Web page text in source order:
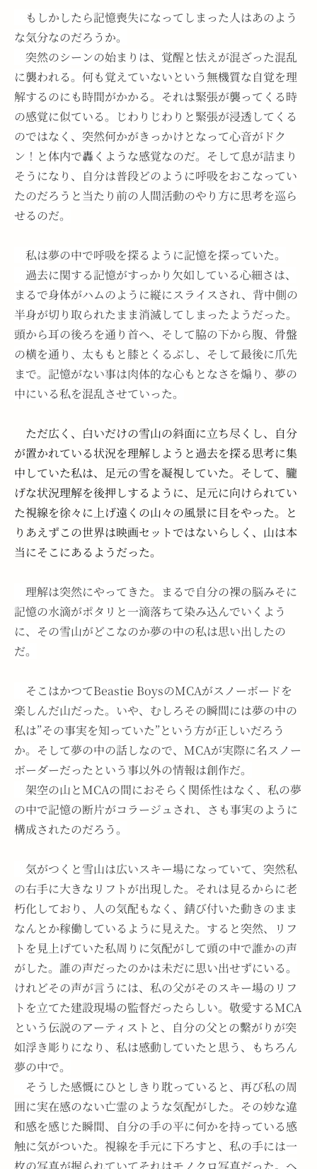
もしかしたら記憶喪失になってしまった人はあのよう
な気分なのだろうか。
突然のシーンの始まりは、覚醒と怯えが混ざった混乱
に襲われる。何も覚えていないという無機質な自覚を理
解するのにも時間がかかる。それは緊張が襲ってくる時
の感覚に似ている。じわりじわりと緊張が浸透してくる
のではなく、突然何かがきっかけとなって心音がドク
ン！と体内で轟くような感覚なのだ。そして息が詰まり
そうになり、自分は普段どのように呼吸をおこなってい
たのだろうと当たり前の人間活動のやり方に思考を巡ら
せるのだ。
私は夢の中で呼吸を探るように記憶を探っていた。
過去に関する記憶がすっかり欠如している心細さは、
まるで身体がハムのように縦にスライスされ、背中側の
半身が切り取られたまま消滅してしまったようだった。
頭から耳の後ろを通り首へ、そして脇の下から腹、骨盤
の横を通り、太ももと膝とくるぶし、そして最後に爪先
まで。記憶がない事は肉体的な心もとなさを煽り、夢の
中にいる私を混乱させていった。
ただ広く、白いだけの雪山の斜面に立ち尽くし、自分
が置かれている状況を理解しようと過去を探る思考に集
中していた私は、足元の雪を凝視していた。そして、朧
げな状況理解を後押しするように、足元に向けられてい
た視線を徐々に上げ遠くの山々の風景に目をやった。と
りあえずこの世界は映画セットではないらしく、山は本
当にそこにあるようだった。
理解は突然にやってきた。まるで自分の裸の脳みそに
記憶の水滴がポタリと一滴落ちて染み込んでいくよう
に、その雪山がどこなのか夢の中の私は思い出したの
だ。
そこはかつてBeastie BoysのMCAがスノーボードを
楽しんだ山だった。いや、むしろその瞬間には夢の中の
私は”その事実を知っていた”という方が正しいだろう
か。そして夢の中の話しなので、MCAが実際に名スノー
ボーダーだったという事以外の情報は創作だ。
架空の山とMCAの間におそらく関係性はなく、私の夢
の中で記憶の断片がコラージュされ、さも事実のように
構成されたのだろう。
気がつくと雪山は広いスキー場になっていて、突然私
の右手に大きなリフトが出現した。それは見るからに老
朽化しており、人の気配もなく、錆び付いた動きのまま
なんとか稼働しているように見えた。すると突然、リフ
トを見上げていた私周りに気配がして頭の中で誰かの声
がした。誰の声だったのかは未だに思い出せずにいる。
けれどその声が言うには、私の父がそのスキー場のリフ
トを立てた建設現場の監督だったらしい。敬愛するMCA
という伝説のアーティストと、自分の父との繫がりが突
如浮き彫りになり、私は感動していたと思う、もちろん
夢の中で。
そうした感慨にひとしきり耽っていると、再び私の周
囲に実在感のない亡霊のような気配がした。その妙な違
和感を感じた瞬間、自分の手の平に何かを持っている感
触に気がついた。視線を手元に下ろすと、私の手には一
枚の写真が握られていてそれはモノクロ写真だった。ヘ